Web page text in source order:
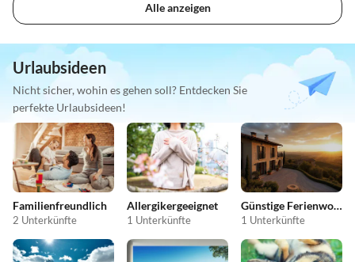
Alle anzeigen
Urlaubsideen
Nicht sicher, wohin es gehen soll? Entdecken Sie
perfekte Urlaubsideen!
Familienfreundlich
2 Unterkünfte
Allergikergeeignet
1 Unterkünfte
Günstige Ferienwohnungen
1 Unterkünfte